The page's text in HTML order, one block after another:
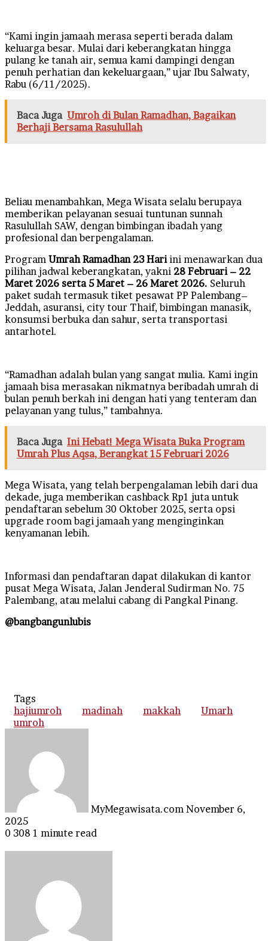
“Kami ingin jamaah merasa seperti berada dalam
keluarga besar. Mulai dari keberangkatan hingga
pulang ke tanah air, semua kami dampingi dengan
penuh perhatian dan kekeluargaan,” ujar Ibu Salwaty,
Rabu (6/11/2025).
Baca Juga Umroh di Bulan Ramadhan, Bagaikan
Berhaji Bersama Rasulullah
Beliau menambahkan, Mega Wisata selalu berupaya
memberikan pelayanan sesuai tuntunan sunnah
Rasulullah SAW, dengan bimbingan ibadah yang
profesional dan berpengalaman.
Program Umrah Ramadhan 23 Hariini menawarkan dua
pilihan jadwal keberangkatan, yakni 28 Februari – 22
Maret 2026 serta 5 Maret – 26 Maret 2026. Seluruh
paket sudah termasuk tiket pesawat PP Palembang–
Jeddah, asuransi, city tour Thaif, bimbingan manasik,
konsumsi berbuka dan sahur, serta transportasi
antarhotel.
“Ramadhan adalah bulan yang sangat mulia. Kami ingin
jamaah bisa merasakan nikmatnya beribadah umrah di
bulan penuh berkah ini dengan hati yang tenteram dan
pelayanan yang tulus,” tambahnya.
Baca Juga Ini Hebat! Mega Wisata Buka Program
Umrah Plus Aqsa, Berangkat 15 Februari 2026
Mega Wisata, yang telah berpengalaman lebih dari dua
dekade, juga memberikan cashback Rp1 juta untuk
pendaftaran sebelum 30 Oktober 2025, serta opsi
upgrade room bagi jamaah yang menginginkan
kenyamanan lebih.
Informasi dan pendaftaran dapat dilakukan di kantor
pusat Mega Wisata, Jalan Jenderal Sudirman No. 75
Palembang, atau melalui cabang di Pangkal Pinang.
@bangbangunlubis
Tags
hajiumroh
madinah makkah
Umarh
umroh
MyMegawisata.com November 6,
2025
0 308 1 minute read